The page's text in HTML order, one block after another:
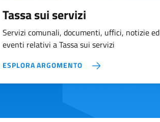
Tassa sui servizi
Servizi comunali, documenti, uffici, notizie ed
eventi relativi a Tassa sui servizi
ESPLORA ARGOMENTO